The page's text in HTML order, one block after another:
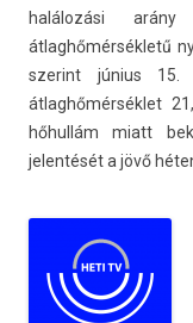
halálozási
átlaghőmérsékletű
szerint június
átlaghőmérséklet
hőhullám miatt
jelen­tését a jövő